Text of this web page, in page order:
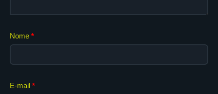
Nome *
E-mail *